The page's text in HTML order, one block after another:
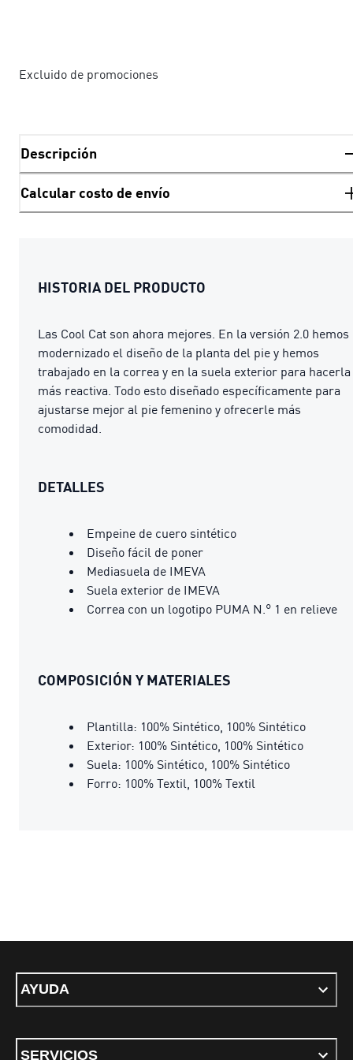
Excluido de promociones
Descripción
Calcular costo de envío
HISTORIA DEL PRODUCTO
Las Cool Cat son ahora mejores. En la versión 2.0 hemos
modernizado el diseño de la planta del pie y hemos
trabajado en la correa y en la suela exterior para hacerla
más reactiva. Todo esto diseñado específicamente para
ajustarse mejor al pie femenino y ofrecerle más
comodidad.
DETALLES
Empeine de cuero sintético
Diseño fácil de poner
Mediasuela de IMEVA
Suela exterior de IMEVA
Correa con un logotipo PUMA N.° 1 en relieve
COMPOSICIÓN Y MATERIALES
Plantilla: 100% Sintético, 100% Sintético
Exterior: 100% Sintético, 100% Sintético
Suela: 100% Sintético, 100% Sintético
Forro: 100% Textil, 100% Textil
AYUDA
SERVICIOS